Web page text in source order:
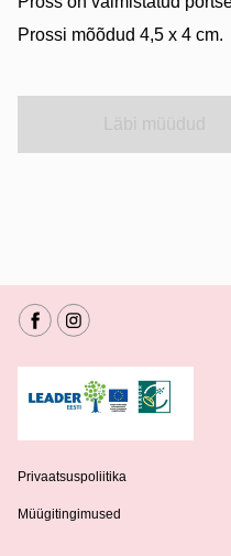
Prossi mõõdud 4,5 x 4 cm.
Privaatsuspoliitika
Müügitingimused